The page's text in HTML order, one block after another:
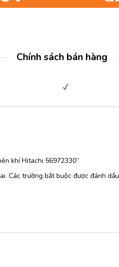
Chính sách bán hàng
khí Hitachi 56972330”
Các trường bắt buộc được đánh dấu